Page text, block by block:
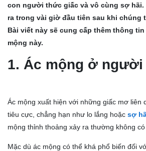
con người thức giấc và vô cùng sợ
ra trong vài giờ đầu tiên sau khi chúng
Bài viết này sẽ cung cấp thêm thông
mộng này.
1. Ác mộng ở
Ác mộng xuất hiện với những giấc mơ liên
tiêu cực, chẳng hạn như lo lắng hoặc sợ
mộng thỉnh thoảng xảy ra thường không
Mặc dù ác mộng có thể khá phổ biến đối